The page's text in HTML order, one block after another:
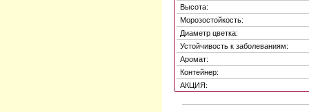
Высота:
Морозостойкость:
Диаметр цветка:
Устойчивость к заболеваниям:
Аромат:
Контейнер:
АКЦИЯ: